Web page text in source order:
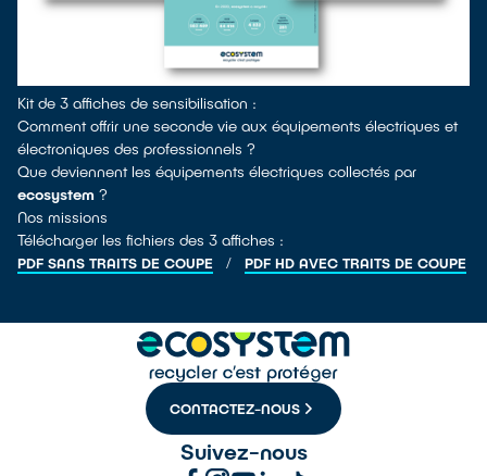
Kit de 3 affiches de sensibilisation :
Comment offrir une seconde vie aux équipements électriques et
électroniques des professionnels ?
Que deviennent les équipements électriques collectés par
ecosystem ?
Nos missions
Télécharger les fichiers des 3 affiches :
PDF SANS TRAITS DE COUPE / PDF HD AVEC TRAITS DE COUPE
CONTACTEZ-NOUS
Suivez-nous